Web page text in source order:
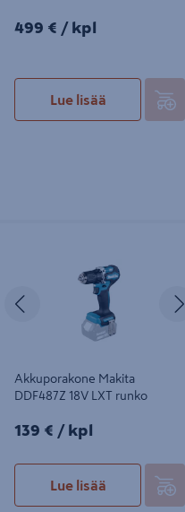
499€/kpl
499 € / kpl
Lue lisää
Akkuporakone Makita
DDF487Z 18V LXT runko
139€/kpl
139 € / kpl
Lue lisää